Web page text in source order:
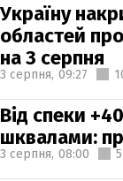
Україну
областей
на 3 серпня
3 серпня, 09:27
Від спеки
шквалами:
3 серпня, 08:00